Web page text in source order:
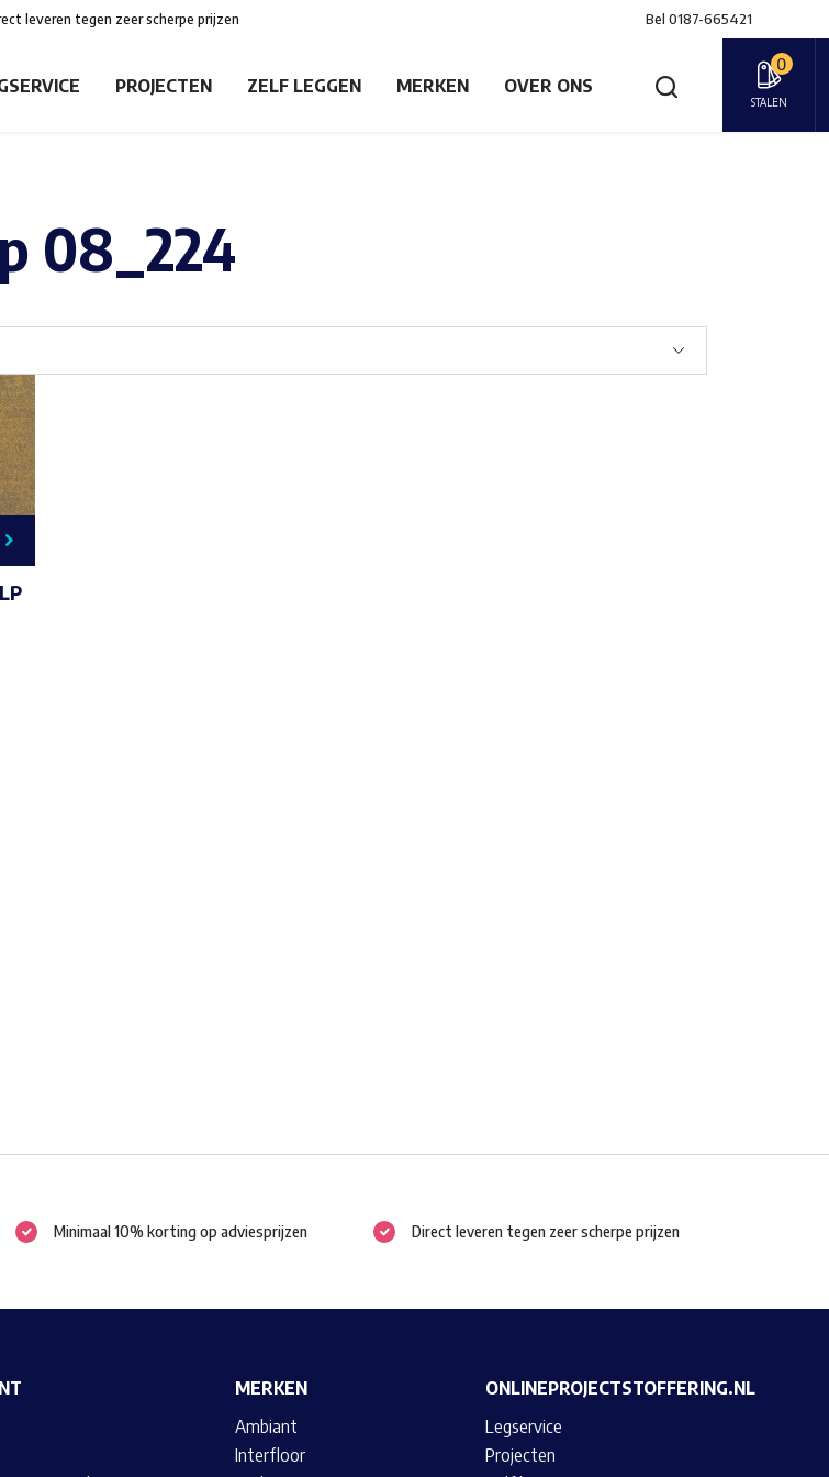
leveren tegen zeer scherpe prijzen Bel 0187-665421
PROJECTEN ZELF LEGGEN MERKEN OVER ONS
0
STALEN
08_224
Minimaal 10% korting op adviesprijzen Direct leveren tegen zeer scherpe prijzen
MERKEN
Ambiant
Interfloor
ONLINEPROJECTSTOFFERING.NL
Legservice
Projecten